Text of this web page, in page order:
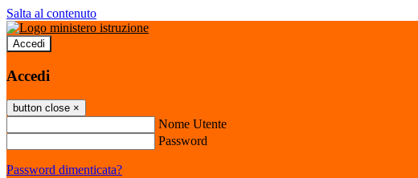
Salta al contenuto
Accedi
Accedi
button close ×
Nome Utente
Password
Password dimenticata?